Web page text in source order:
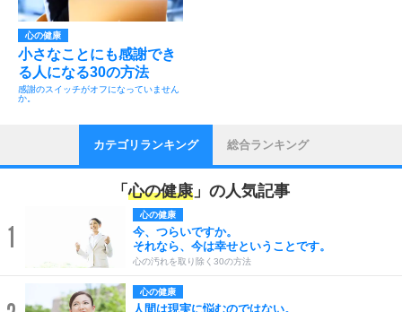
心の健康
小さなことにも感謝でき
る人になる30の方法
感謝のスイッチがオフになっていません
か。
カテゴリランキング 総合ランキング
「心の健康」の人気記事
1
心の健康
今、つらいですか。
それなら、今は幸せということです。
心の汚れを取り除く30の方法
心の健康
人間は現実に悩むのではない。